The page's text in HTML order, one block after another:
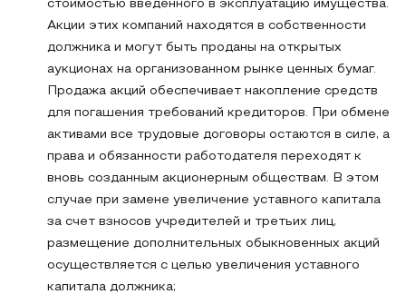
стоимостью введенного в эксплуатацию имущества.
Акции этих компаний находятся в собственности
должника и могут быть проданы на открытых
аукционах на организованном рынке ценных бумаг.
Продажа акций обеспечивает накопление средств
для погашения требований кредиторов. При обмене
активами все трудовые договоры остаются в силе, а
права и обязанности работодателя переходят к
вновь созданным акционерным обществам. В этом
случае при замене увеличение уставного капитала
за счет взносов учредителей и третьих лиц,
размещение дополнительных обыкновенных акций
осуществляется с целью увеличения уставного
капитала должника;